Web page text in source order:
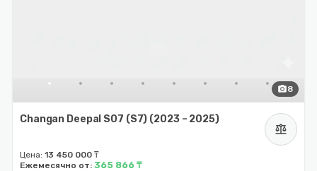
photo_camera8
Changan Deepal S07 (S7) (2023 – 2025)
balance
Цена: 13 450 000 ₸
Ежемесячно от: 365 866 ₸